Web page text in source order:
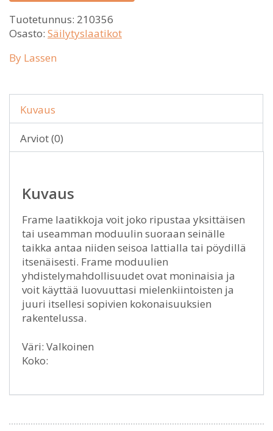
Tuotetunnus: 210356
Osasto: Säilytyslaatikot
By Lassen
Kuvaus
Arviot (0)
Kuvaus
Frame laatikkoja voit joko ripustaa yksittäisen
tai useamman moduulin suoraan seinälle
taikka antaa niiden seisoa lattialla tai pöydillä
itsenäisesti. Frame moduulien
yhdistelymahdollisuudet ovat moninaisia ja
voit käyttää luovuuttasi mielenkiintoisten ja
juuri itsellesi sopivien kokonaisuuksien
rakentelussa.
Väri: Valkoinen
Koko: